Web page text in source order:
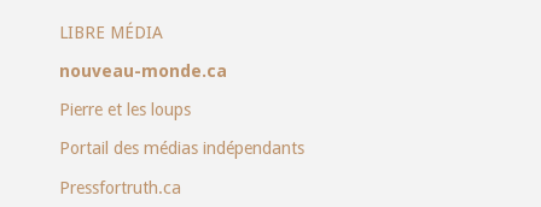
LIBRE MÉDIA
nouveau-monde.ca
Pierre et les loups
Portail des médias indépendants
Pressfortruth.ca